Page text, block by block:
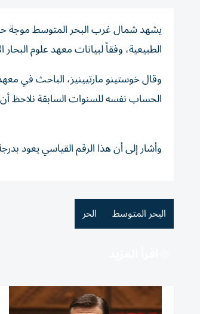
الطبيعية، وفقاً لبيانات معهد علوم البحار
الحساب نفسه للسنوات السابقة نلاحظ
وأشار إلى أن هذا الرقم القياسي يعود
البحر المتوسط الحر